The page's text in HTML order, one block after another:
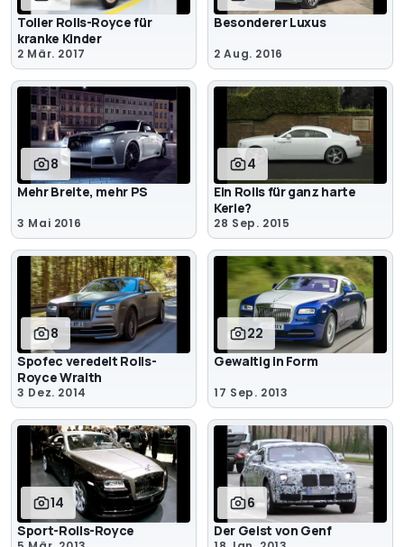
Toller Rolls-Royce für
kranke Kinder
2 Mär. 2017
Besonderer Luxus
2 Aug. 2016
8
Mehr Breite, mehr PS
3 Mai 2016
4
Ein Rolls für ganz harte
Kerle?
28 Sep. 2015
8
Spofec veredelt Rolls-
Royce Wraith
3 Dez. 2014
22
Gewaltig in Form
17 Sep. 2013
14
Sport-Rolls-Royce
6
Der Geist von Genf